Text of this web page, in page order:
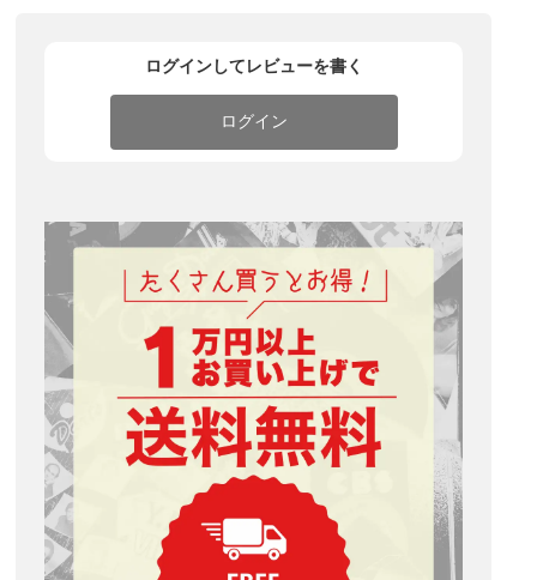
ログインしてレビューを書く
ログイン